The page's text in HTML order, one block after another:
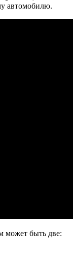
автомобилю.
может быть две: